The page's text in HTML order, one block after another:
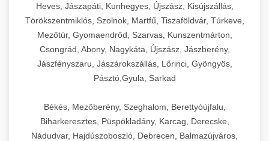
Heves, Jászapáti, Kunhegyes, Újszász, Kisújszállás,
Törökszentmiklós, Szolnok, Martfű, Tiszaföldvár, Túrkeve,
Mezőtúr, Gyomaendrőd, Szarvas, Kunszentmárton,
Csongrád, Abony, Nagykáta, Újszász, Jászberény,
Jászfényszaru, Jászárokszállás, Lőrinci, Gyöngyös,
Pásztó,Gyula, Sarkad
Békés, Mezőberény, Szeghalom, Berettyóújfalu,
Biharkeresztes, Püspökladány, Karcag, Derecske,
Nádudvar, Hajdúszoboszló, Debrecen, Balmazújváros,